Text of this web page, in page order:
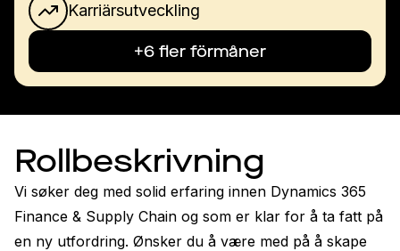
Karriärsutveckling
+6 fler förmåner
Rollbeskrivning
Vi søker deg med solid erfaring innen Dynamics 365
Finance & Supply Chain og som er klar for å ta fatt på
en ny utfordring. Ønsker du å være med på å skape